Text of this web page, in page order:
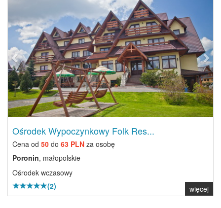
Ośrodek Wypoczynkowy Folk Res...
Cena od 50 do 63 PLN za osobę
Poronin, małopolskie
Ośrodek wczasowy
(2)
więcej